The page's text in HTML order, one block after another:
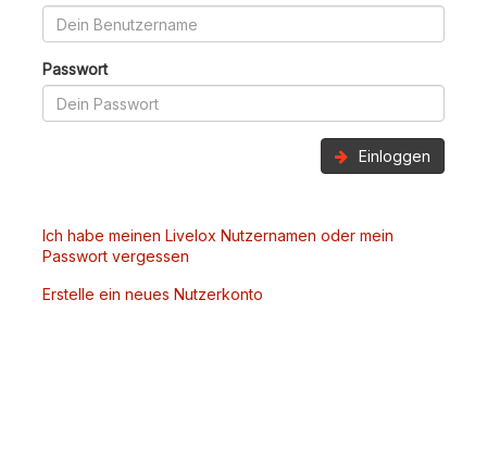
Passwort
Einloggen
Ich habe meinen Livelox Nutzernamen oder mein
Passwort vergessen
Erstelle ein neues Nutzerkonto